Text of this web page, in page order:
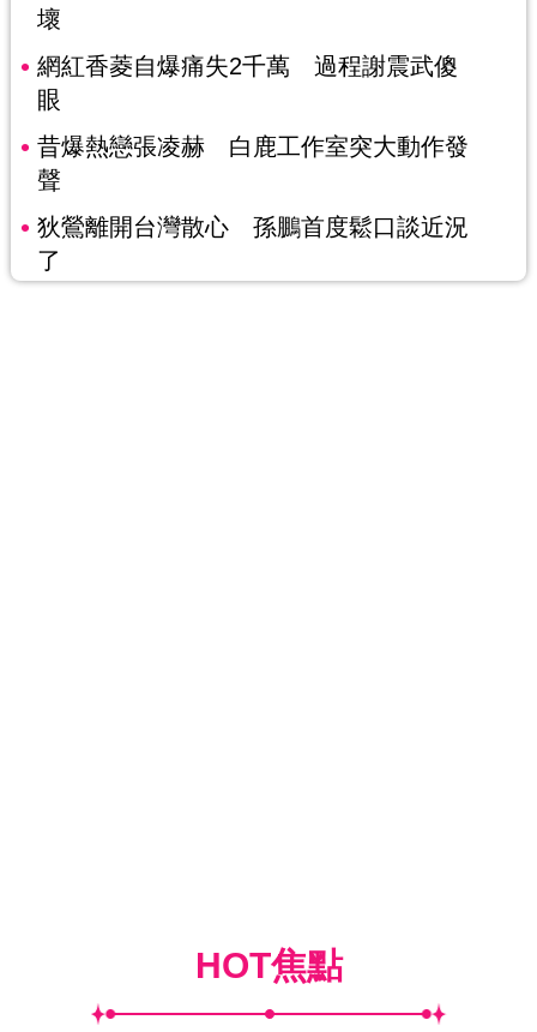
壞
網紅香菱自爆痛失2千萬 過程謝震武傻
眼
昔爆熱戀張凌赫 白鹿工作室突大動作發
聲
狄鶯離開台灣散心 孫鵬首度鬆口談近況
了
HOT焦點